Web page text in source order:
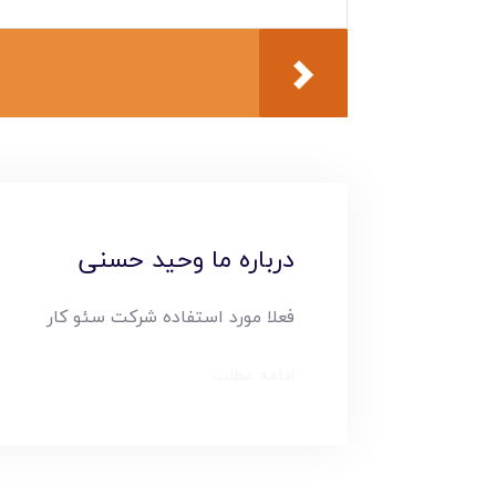
درباره ما وحید حسنی
فعلا مورد استفاده شرکت سئو کار